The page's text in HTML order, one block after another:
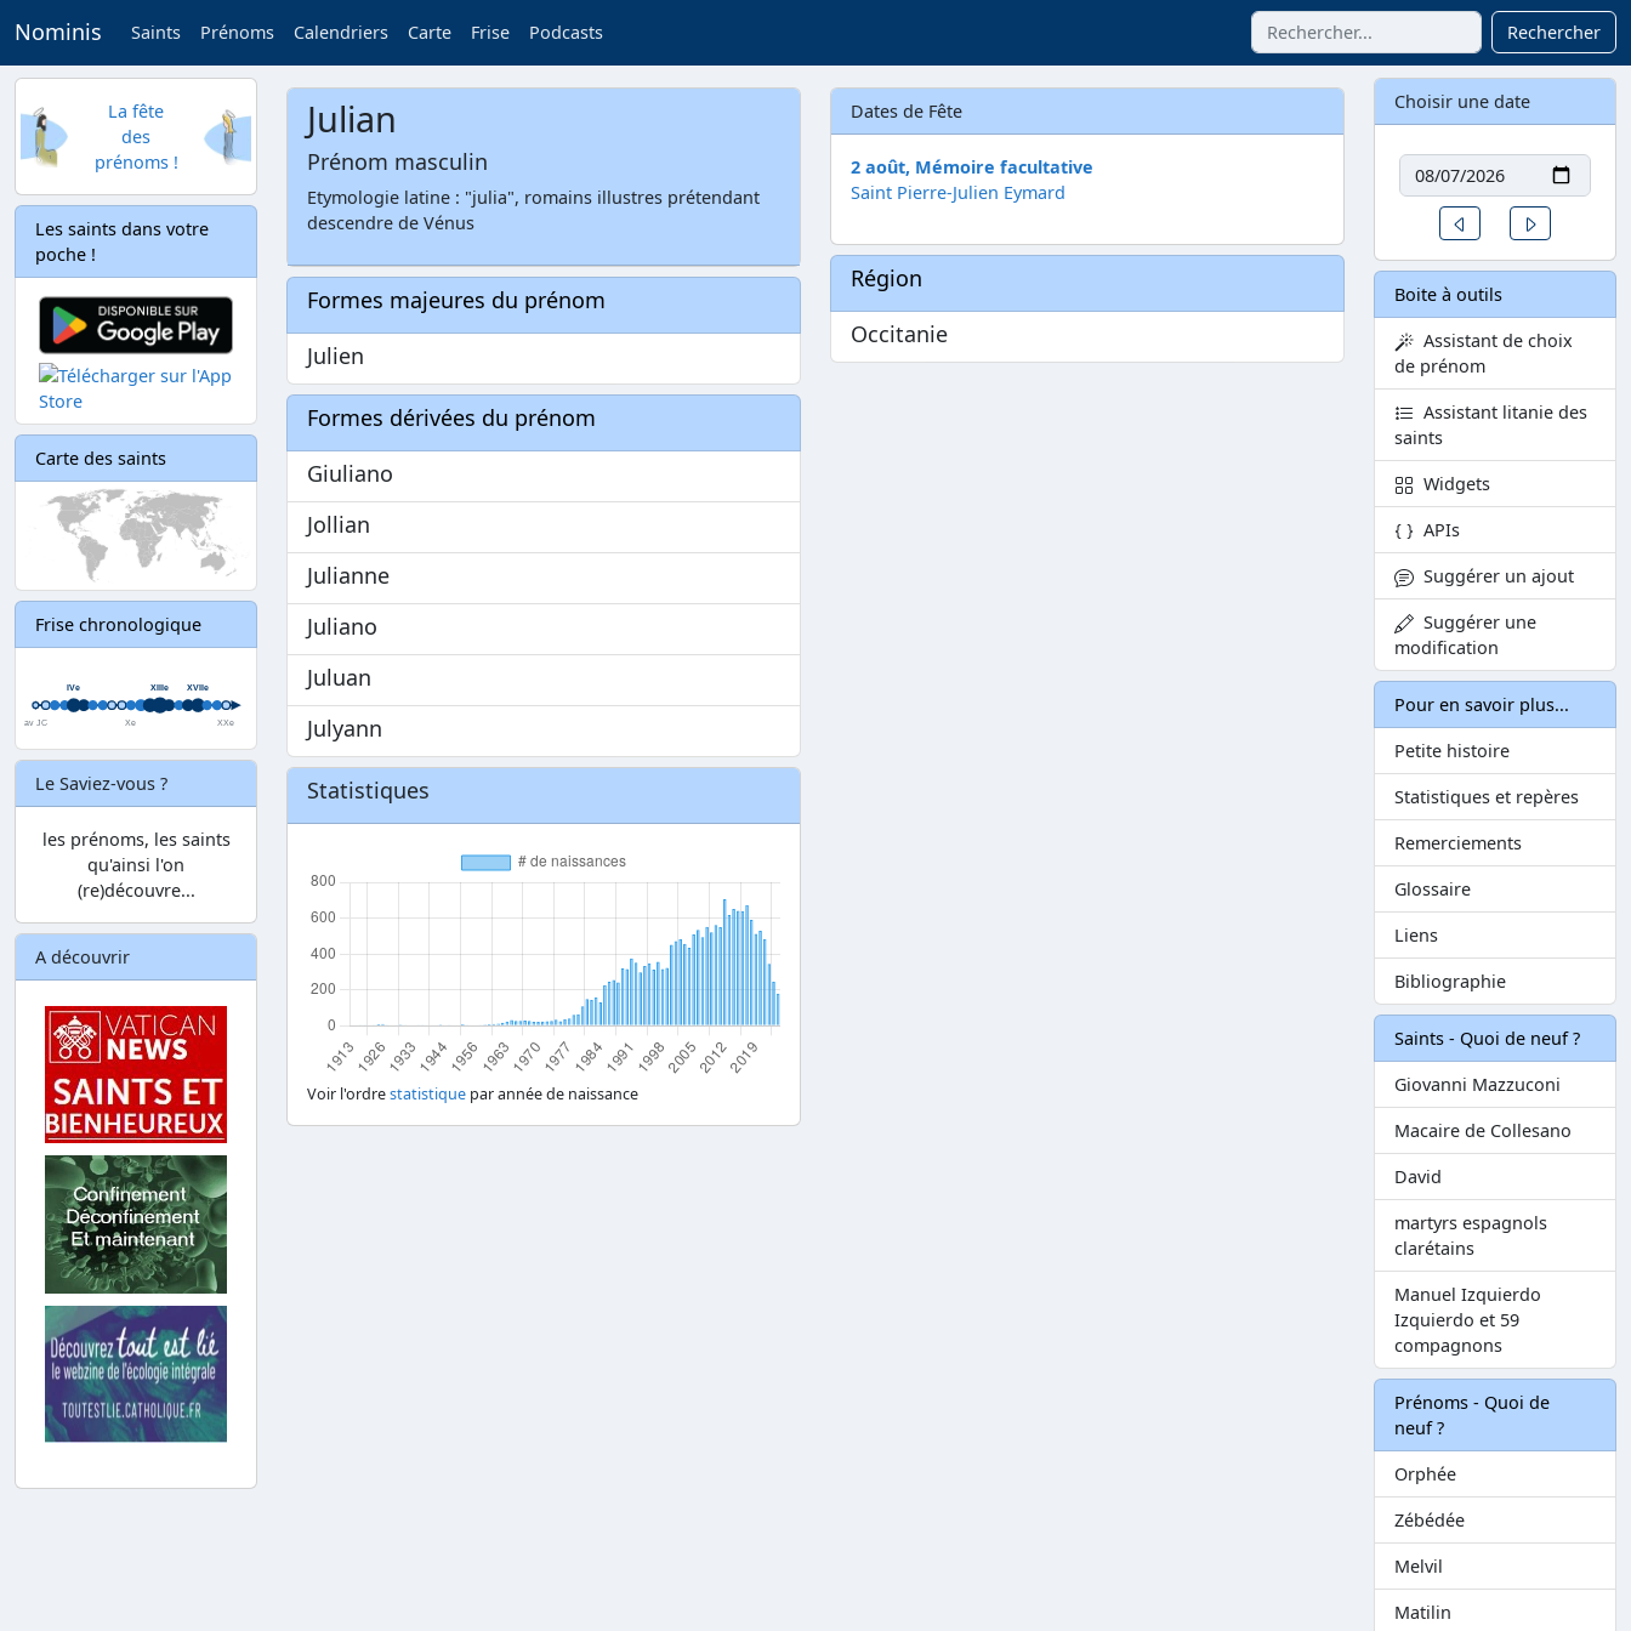
Nominis Saints Prénoms Calendriers Carte Frise Podcasts Rechercher
La fête
des
prénoms !
Les saints dans votre
poche !
Carte des saints
Frise chronologique
Le Saviez-vous ?
les prénoms, les saints
qu'ainsi l'on
(re)découvre...
A découvrir
Julian
Prénom masculin
Etymologie latine : "julia", romains illustres prétendant
descendre de Vénus
Formes majeures du prénom
Julien
Formes dérivées du prénom
Giuliano
Jollian
Julianne
Juliano
Juluan
Julyann
Statistiques
Voir l'ordrestatistique par année de naissance
Dates de Fête
2 août, Mémoire facultative
Saint Pierre-Julien Eymard
Région
Occitanie
Choisir une date
Date
Un jour avant
Boite à outils
Assistant de choix
de prénom
Assistant litanie des
saints
Widgets
APIs
Suggérer un ajout
Suggérer une
modification
Pour en savoir plus...
Petite histoire
Statistiques et repères
Remerciements
Glossaire
Liens
Bibliographie
Saints - Quoi de neuf ?
Giovanni Mazzuconi
Macaire de Collesano
David
martyrs espagnols
clarétains
Manuel Izquierdo
Izquierdo et 59
compagnons
Prénoms - Quoi de
neuf ?
Orphée
Zébédée
Melvil
Matilin